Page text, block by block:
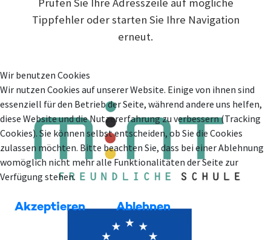
Tippfehler oder starten Sie Ihre Navigation
erneut.
Wir benutzen Cookies
Wir nutzen Cookies auf unserer Website. Einige von ihnen sind
essenziell für den Betrieb der Seite, während andere uns helfen,
diese Website und die Nutzererfahrung zu verbessern (Tracking
Cookies). Sie können selbst entscheiden, ob Sie die Cookies
zulassen möchten. Bitte beachten Sie, dass bei einer Ablehnung
womöglich nicht mehr alle Funktionalitäten der Seite zur
Verfügung stehen.
Akzeptieren Ablehnen